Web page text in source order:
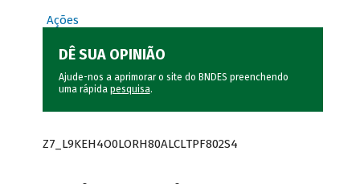
Ações
DÊ SUA OPINIÃO
Ajude-nos a aprimorar o site do BNDES preenchendo
uma rápida pesquisa.
Z7_L9KEH4O0LORH80ALCLTPF802S4